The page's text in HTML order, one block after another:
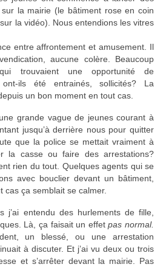
la mairie (le bâtiment rose en coin
la vidéo). Nous entendions les vitres
entre affrontement et amusement. Il
aucune colère. Beaucoup
trouvaient une opportunité de
ils été entrainés, sollicités? La
un bon moment en tout cas.
grande vague de jeunes courant à
jusqu’à derrière nous pour quitter
que la police se mettait vraiment à
la casse ou faire des arrestations?
rien du tout. Quelques agents qui se
avec bouclier devant un bâtiment,
cas ça semblait se calmer.
j’ai entendu des hurlements de fille,
Là, ça faisait un effetpas normal.
un blessé, ou une arrestation
à discuter. Et j’ai vu deux ou trois
et s’arrêter devant la mairie. Pas